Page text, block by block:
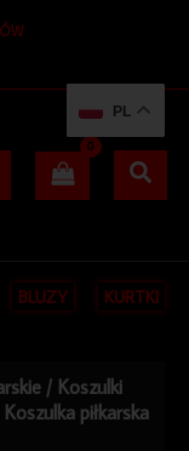
BLUZY KURTKI
/ Koszulki
piłkarska
PL